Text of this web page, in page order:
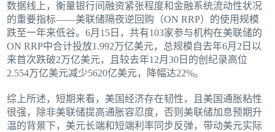
数据线上，衡量银行间融资紧张程度和金融系统流动性状况
的重要指标——美联储隔夜逆回购（ON RRP）的使用规模
跌至一年来低谷。6月15日，共有103家参与机构在美联储的
ON RRP中合计投放1.992万亿美元，总规模自去年6月2日以
来首次跌破2万亿美元，且较去年12月30日的创纪录高位
2.554万亿美元减少5620亿美元，降幅达22%。
综上所述，短期来看，美国经济存在韧性，且美国通胀粘性
很强，除非美联储提高通胀容忍度，否则美联储加息预期升
温的背景下，美元长端和短端利率同步反弹，带动美元实际